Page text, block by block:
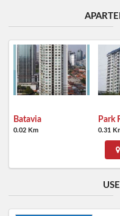
Batavia
0.02 Km
Park
0.31